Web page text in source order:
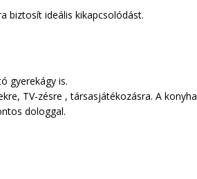
biztosít ideális kikapcsolódást.
gyerekágy is.
TV-zésre , társasjátékozásra. A konyha
dologgal.